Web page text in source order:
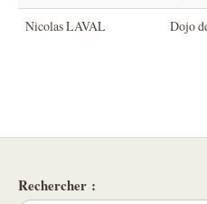
Nicolas LAVAL Dojo
Rechercher :